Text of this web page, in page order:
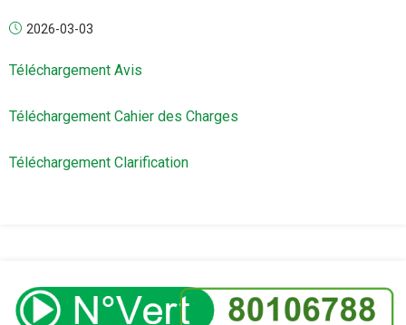
2026-03-03
Téléchargement Avis
Téléchargement Cahier des Charges
Téléchargement Clarification